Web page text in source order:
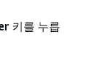
키를 누릅